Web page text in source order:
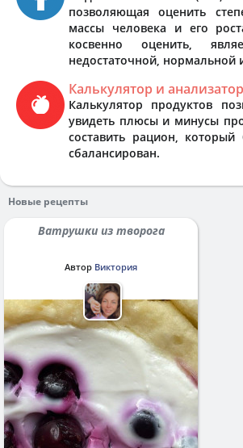
позволяющая оценить
массы человека и его
косвенно оценить,
недостаточной, нормальной
Калькулятор и
Калькулятор продуктов
увидеть плюсы и минусы
составить рацион, который
сбалансирован.
Новые рецепты
Ватрушки из творога
Автор Виктория